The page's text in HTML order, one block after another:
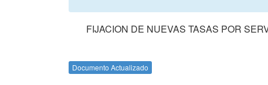
FIJACION DE NUEVAS TASAS POR
Documento Actualizado